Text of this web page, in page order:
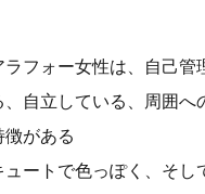
ラフォー女性は、自己管
、自立している、周囲へ
徴がある
ュートで色っぽく、そし